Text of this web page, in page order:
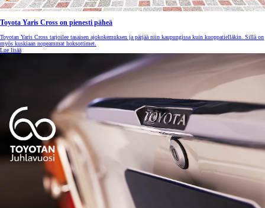
Toyota Yaris Cross on pienesti päheä
Toyotan Yaris Cross tarjoilee tasaisen ajokokemuksen ja pärjää niin kaupungissa kuin kuoppatielläkin. Sillä on
myös kuskiaan nopeammat hoksottimet.
Lue lisää